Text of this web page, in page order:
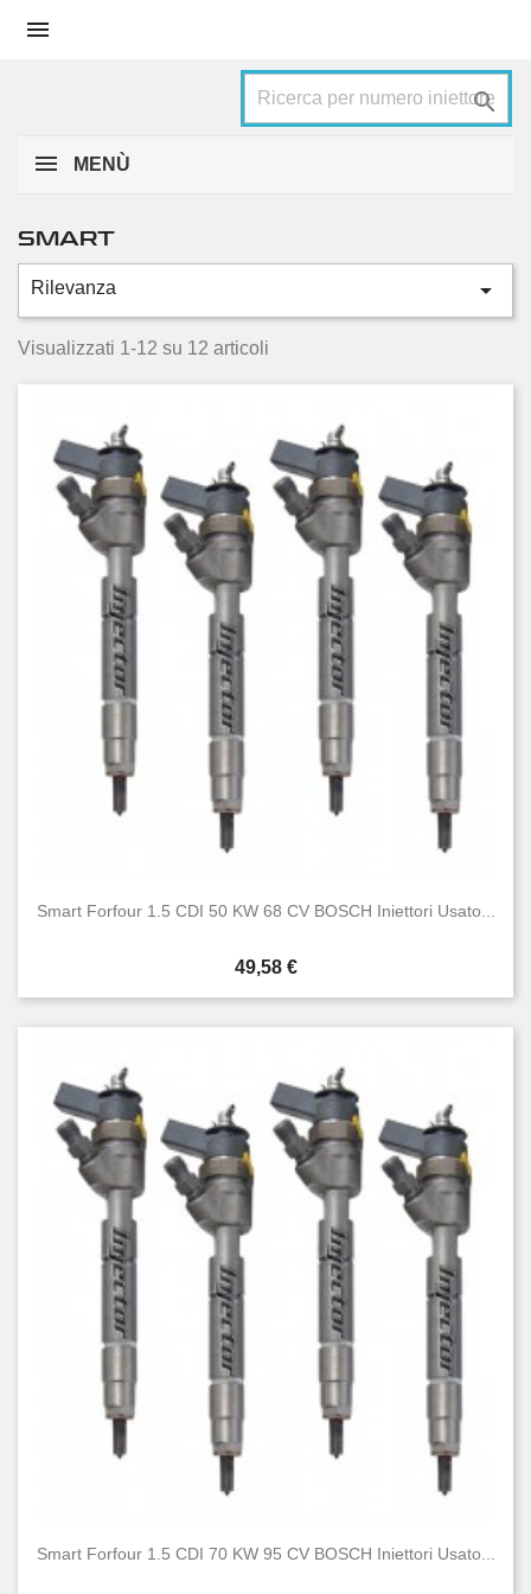


MENÙ
City
2
Condizione
Nuovo 6 Usato 6
SMART
Rilevanza 
Visualizzati 1-12 su 12 articoli
Smart Forfour 1.5 CDI 50 KW 68 CV BOSCH Iniettori Usato...
Prezzo
49,58 €
Smart Forfour 1.5 CDI 70 KW 95 CV BOSCH Iniettori Usato...